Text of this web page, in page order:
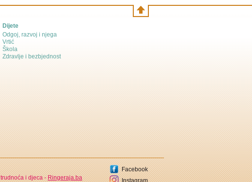
Dijete
Odgoj, razvoj i njega
Vrtić
Škola
Zdravlje i bezbjednost
i djeca -Ringeraja.ba
Facebook
Instagram